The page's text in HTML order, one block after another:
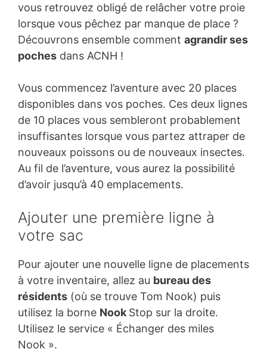
vous retrouvez obligé de relâcher votre proie
lorsque vous pêchez par manque de place ?
Découvrons ensemble comment agrandir ses
poches dans ACNH !
Vous commencez l’aventure avec 20 places
disponibles dans vos poches. Ces deux lignes
de 10 places vous sembleront probablement
insuffisantes lorsque vous partez attraper de
nouveaux poissons ou de nouveaux insectes.
Au fil de l’aventure, vous aurez la possibilité
d’avoir jusqu’à 40 emplacements.
Ajouter une première ligne à
votre sac
Pour ajouter une nouvelle ligne de placements
à votre inventaire, allez au bureau des
résidents (où se trouve Tom Nook) puis
utilisez la borne Nook Stop sur la droite.
Utilisez le service « Échanger des miles
Nook ».